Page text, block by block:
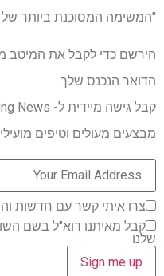
"המשימה המסוכנת ביותר של
הירשם כדי לקבל את המיטב
הדואר הנכנס שלך.
מבצעים מעולים וטיפים
צרו איתי קשר עם חדשות
קבל מאיתנו דוא"ל בשם
שלנו